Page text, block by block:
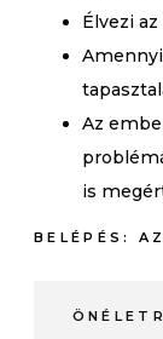
Élvezi az
Az
is
BELÉPÉS: